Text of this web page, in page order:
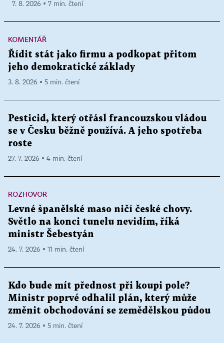
7. 8. 2026 ▪ 7 min. čtení
KOMENTÁŘ
Řídit stát jako firmu a podkopat přitom
jeho demokratické základy
3. 8. 2026 ▪ 5 min. čtení
Pesticid, který otřásl francouzskou vládou
se v Česku běžně používá. A jeho spotřeba
roste
27. 7. 2026 ▪ 4 min. čtení
ROZHOVOR
Levné španělské maso ničí české chovy.
Světlo na konci tunelu nevidím, říká
ministr Šebestyán
24. 7. 2026 ▪ 11 min. čtení
Kdo bude mít přednost při koupi pole?
Ministr poprvé odhalil plán, který může
změnit obchodování se zemědělskou půdou
24. 7. 2026 ▪ 5 min. čtení